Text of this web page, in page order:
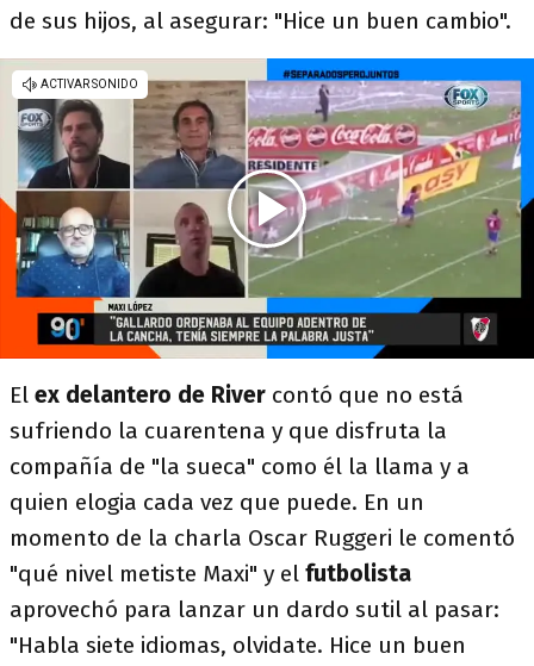
de sus hijos, al asegurar: "Hice un buen cambio".
El ex delantero de River contó que no está
sufriendo la cuarentena y que disfruta la
compañía de "la sueca" como él la llama y a
quien elogia cada vez que puede. En un
momento de la charla Oscar Ruggeri le comentó
"qué nivel metiste Maxi" y el futbolista
aprovechó para lanzar un dardo sutil al pasar:
"Habla siete idiomas, olvidate. Hice un buen